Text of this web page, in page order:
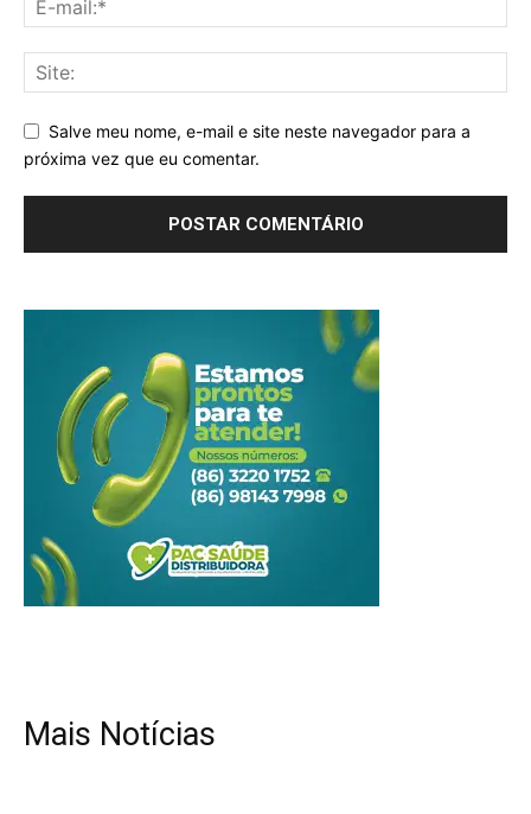
Salve meu nome, e-mail e site neste navegador para a
próxima vez que eu comentar.
Mais Notícias